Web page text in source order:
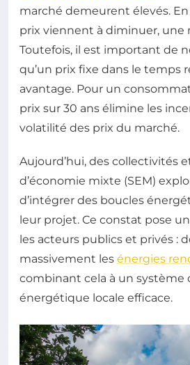
marché demeurent élevés. En
prix viennent à diminuer, une
Toutefois, il est important de
qu’un prix fixe dans le temps
avantage. Pour un
prix sur 30 ans élimine les
volatilité des prix du marché.
Aujourd’hui, des collectivités
d’économie mixte (SEM)
d’intégrer des boucles
leur projet. Ce constat pose
les acteurs publics et privés :
massivement les énergies
combinant cela à un système
énergétique locale efficace.